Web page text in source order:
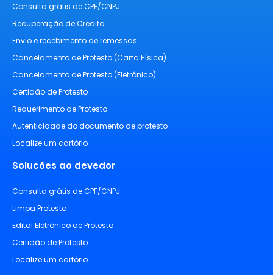
Consulta grátis de CPF/CNPJ
Recuperação de Crédito
Envio e recebimento de remessas
Cancelamento de Protesto (Carta Física)
Cancelamento de Protesto (Eletrônico)
Certidão de Protesto
Requerimento de Protesto
Autenticidade do documento de protesto
Localize um cartório
Solucões ao devedor
Consulta grátis de CPF/CNPJ
Limpa Protesto
Edital Eletrônico de Protesto
Certidão de Protesto
Localize um cartório